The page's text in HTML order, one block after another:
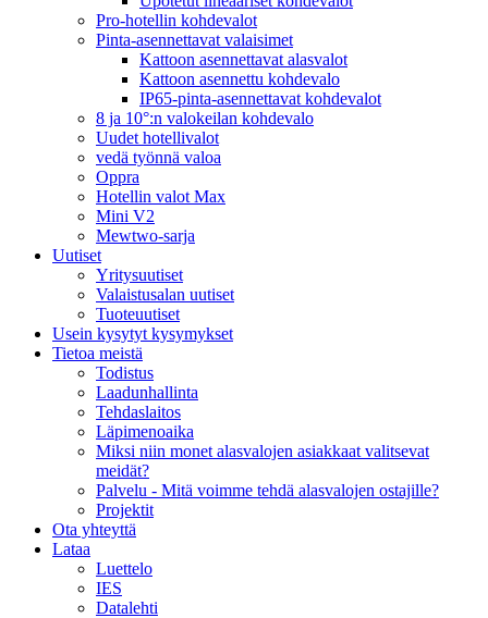
Pro-hotellin kohdevalot
Pinta-asennettavat valaisimet
Kattoon asennettavat alasvalot
Kattoon asennettu kohdevalo
IP65-pinta-asennettavat kohdevalot
8 ja 10°:n valokeilan kohdevalo
Uudet hotellivalot
vedä työnnä valoa
Oppra
Hotellin valot Max
Mini V2
Mewtwo-sarja
Uutiset
Yritysuutiset
Valaistusalan uutiset
Tuoteuutiset
Usein kysytyt kysymykset
Tietoa meistä
Todistus
Laadunhallinta
Tehdaslaitos
Läpimenoaika
Miksi niin monet alasvalojen asiakkaat valitsevat
meidät?
Palvelu - Mitä voimme tehdä alasvalojen ostajille?
Projektit
Ota yhteyttä
Lataa
Luettelo
IES
Datalehti